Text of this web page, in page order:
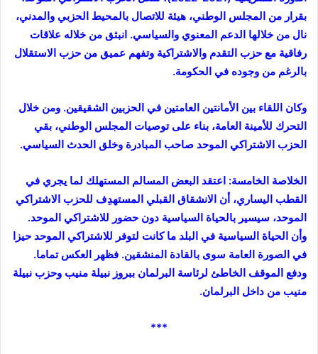
بقرار من المجلس الوطني، هيئة للاتصال بالمحيط الحزبي والمدني،
نال من خلالها الدعم المعنوي والسياسي. انبثق من خلاله علاقات
رفاقية مع حزب التقدم والاشتراكية وتفهم عميق من حزب الاستقلال
بالرغم من وجوده في الحكومة.
وكان اللقاء بين الأمانتين العامتين في الحزبين الشقيقين. ومن خلال
التحرك للأمينة العامة، بناء على توصيات المجلس الوطني، بقي
الحزب الاشتراكي الموحد صاحب المبادرة وخلق الحدث السياسي.
الخلاصة الخامسة: اعتقد البعض المسالم المستهلك لما يجري في
القطب اليساري، أن الانشقاق القبلي المستهدِف للحزب الاشتراكي
الموحد، سيسير بالحياة السياسية دون حضور للاشتراكي الموحد.
وأن الحياة السياسية في البلد ما كانت لتوفر للاشتراكي الموحد حيزا
في الصورة العامة سوى بالقادة المنشقين. فظهر العكس تماما.
ودفع الموقف الخاطئ لرئاسة البرلمان ببروز نبيلة منيب وحزب نبيلة
منيب من داخل البرلمان.
***